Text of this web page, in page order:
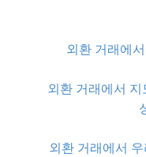
외환 거래에
외환 거래에서
외환 거래에서